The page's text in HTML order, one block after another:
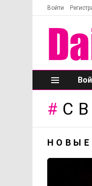
Войти
Меню
НОВЫЕ